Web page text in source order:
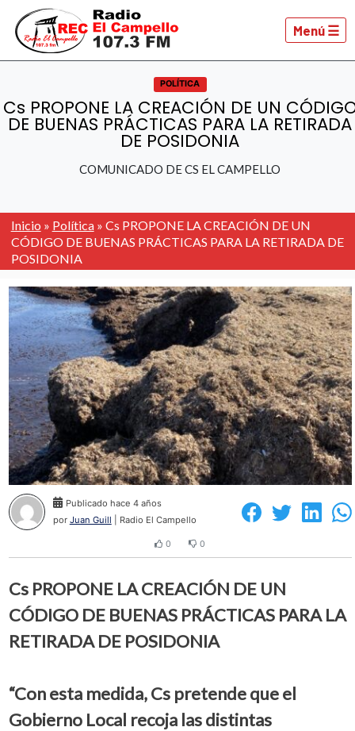
Menú ☰
POLÍTICA
Cs PROPONE LA CREACIÓN DE UN
DE BUENAS PRÁCTICAS PARA LA RETIRADA
DE POSIDONIA
COMUNICADO DE CS EL CAMPELLO
Inicio » Política» Cs PROPONE LA CREACIÓN DE UN
CÓDIGO DE BUENAS PRÁCTICAS PARA LA RETIRADA DE
POSIDONIA
Publicado hace 4 años
por Juan Guill | Radio El Campello
0 0
Cs PROPONE LA CREACIÓN DE UN
CÓDIGO DE BUENAS PRÁCTICAS PARA LA
RETIRADA DE POSIDONIA
“Con esta medida, Cs pretende que el
Gobierno Local recoja las distintas